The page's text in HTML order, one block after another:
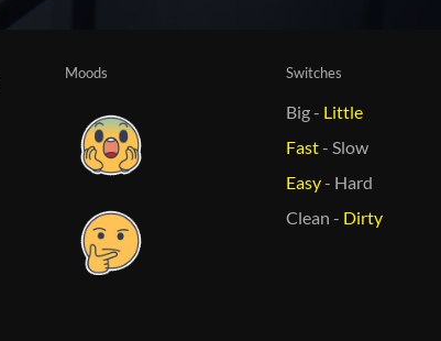
Moods Switches
Big- Little
Fast-Slow
Easy- Hard
Clean - Dirty